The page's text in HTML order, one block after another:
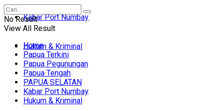
Kabar Port Numbay
Hukum & Kriminal
No Result
View All Result
Home
Papua Terkini
Papua Pegunungan
Papua Tengah
PAPUA SELATAN
Kabar Port Numbay
Hukum & Kriminal